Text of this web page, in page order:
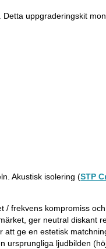
uppgraderingskit
Akustisk isolering (STP
/ frekvens kompromiss
ger neutral diskant
ge en estetisk
ursprungliga ljudbilden